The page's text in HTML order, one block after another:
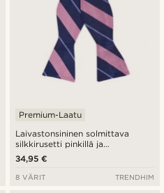
Laivastonsininen solmittava
silkkirusetti pinkillä ja
pastellinsinisellä raidalla
Premium-Laatu
34,95 €
8 VÄRIT TRENDHIM